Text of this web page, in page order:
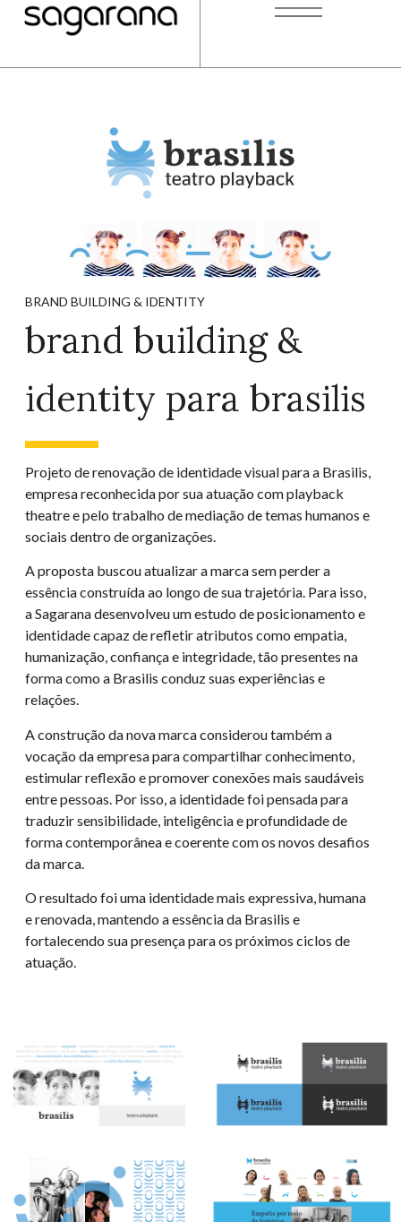
BRAND BUILDING & IDENTITY
brand building &
identity para brasilis
Projeto de renovação de identidade visual para a Brasilis,
empresa reconhecida por sua atuação com playback
theatre e pelo trabalho de mediação de temas humanos e
sociais dentro de organizações.
A proposta buscou atualizar a marca sem perder a
essência construída ao longo de sua trajetória. Para isso,
a Sagarana desenvolveu um estudo de posicionamento e
identidade capaz de refletir atributos como empatia,
humanização, confiança e integridade, tão presentes na
forma como a Brasilis conduz suas experiências e
relações.
A construção da nova marca considerou também a
vocação da empresa para compartilhar conhecimento,
estimular reflexão e promover conexões mais saudáveis
entre pessoas. Por isso, a identidade foi pensada para
traduzir sensibilidade, inteligência e profundidade de
forma contemporânea e coerente com os novos desafios
da marca.
O resultado foi uma identidade mais expressiva, humana
e renovada, mantendo a essência da Brasilis e
fortalecendo sua presença para os próximos ciclos de
atuação.